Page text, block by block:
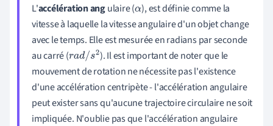
L'accélération angulaire (α), est définie comme la
vitesse à laquelle la vitesse angulaire d'un objet change
avec le temps. Elle est mesurée en radians par seconde
au carré (rad/s2 ). Il est important de noter que le
mouvement de rotation ne nécessite pas l'existence
d'une accélération centripète - l'accélération angulaire
peut exister sans qu'aucune trajectoire circulaire ne soit
impliquée. N'oublie pas que l'accélération angulaire